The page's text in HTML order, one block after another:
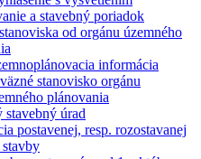
a stavebný poriadok
od orgánu územného
informácia
stanovisko orgánu
plánovania
stavebný úrad
postavenej, resp. rozostavanej
stavby